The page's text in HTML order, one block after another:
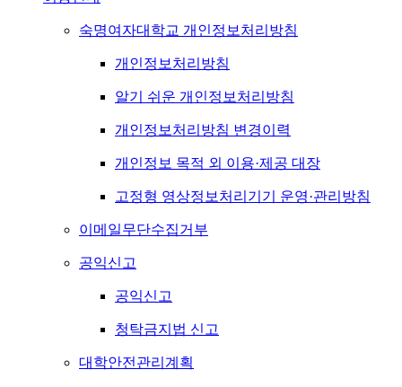
숙명여자대학교 개인정보처리방침
개인정보처리방침
알기 쉬운 개인정보처리방침
개인정보처리방침 변경이력
개인정보 목적 외 이용·제공 대장
고정형 영상정보처리기기 운영·관리방침
이메일무단수집거부
공익신고
공익신고
청탁금지법 신고
대학안전관리계획